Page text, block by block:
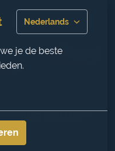
Nederlands
je de beste
vacature-